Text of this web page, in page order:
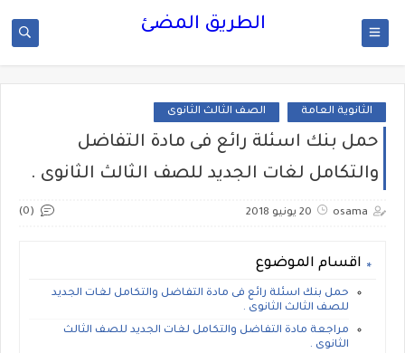
الطريق المضئ
الثانوية العامة الصف الثالث الثانوى
حمل بنك اسئلة رائع فى مادة التفاضل
والتكامل لغات الجديد للصف الثالث الثانوى .
osama 20 يونيو 2018 (0)
اقسام الموضوع
حمل بنك اسئلة رائع فى مادة التفاضل والتكامل لغات الجديد
للصف الثالث الثانوى .
مراجعة مادة التفاضل والتكامل لغات الجديد للصف الثالث
الثانوى .